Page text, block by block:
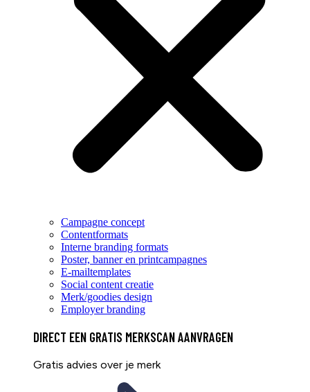
Campagne concept
Contentformats
Interne branding formats
Poster, banner en printcampagnes
E-mailtemplates
Social content creatie
Merk/goodies design
Employer branding
DIRECT EEN GRATIS MERKSCAN AANVRAGEN
Gratis advies over je merk